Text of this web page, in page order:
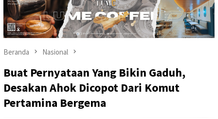
Beranda Nasional
Buat Pernyataan Yang Bikin Gaduh,
Desakan Ahok Dicopot Dari Komut
Pertamina Bergema